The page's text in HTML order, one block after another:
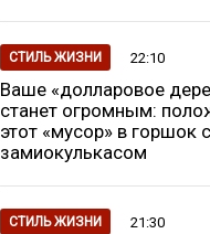
СТИЛЬ ЖИЗНИ 22:10
Ваше «долларовое
станет огромным:
этот «мусор» в горшок с
замиокулькасом
СТИЛЬ ЖИЗНИ 21:30